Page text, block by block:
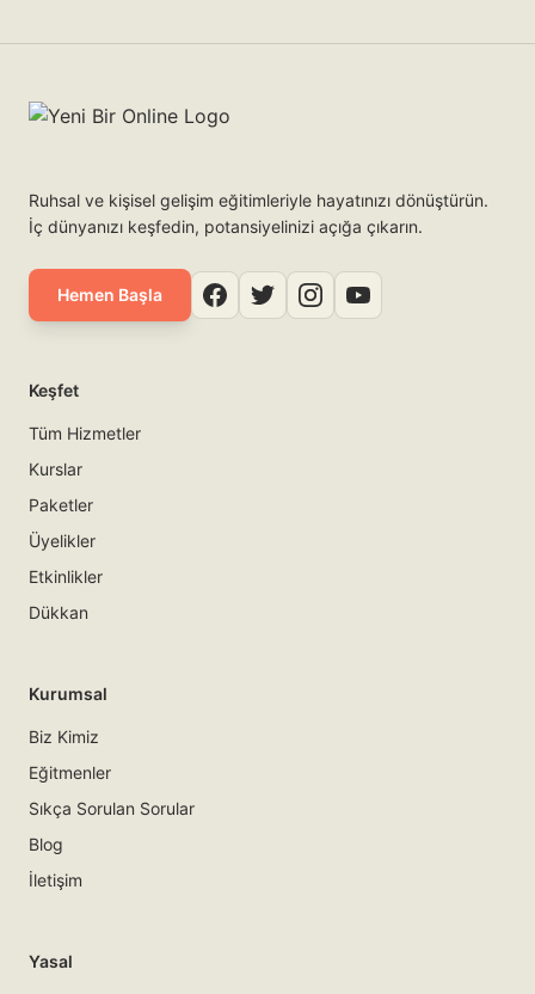
Ruhsal ve kişisel gelişim eğitimleriyle hayatınızı dönüştürün.
İç dünyanızı keşfedin, potansiyelinizi açığa çıkarın.
Hemen Başla
Keşfet
Tüm Hizmetler
Kurslar
Paketler
Üyelikler
Etkinlikler
Dükkan
Kurumsal
Biz Kimiz
Eğitmenler
Sıkça Sorulan Sorular
Blog
İletişim
Yasal